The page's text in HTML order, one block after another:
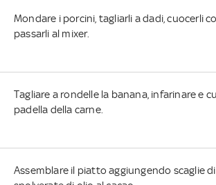
Mondare i porcini, tagliarli a dadi, cuocerli
passarli al mixer.
Tagliare a rondelle la banana, infarinare e
padella della carne.
Assemblare il piatto aggiungendo scaglie